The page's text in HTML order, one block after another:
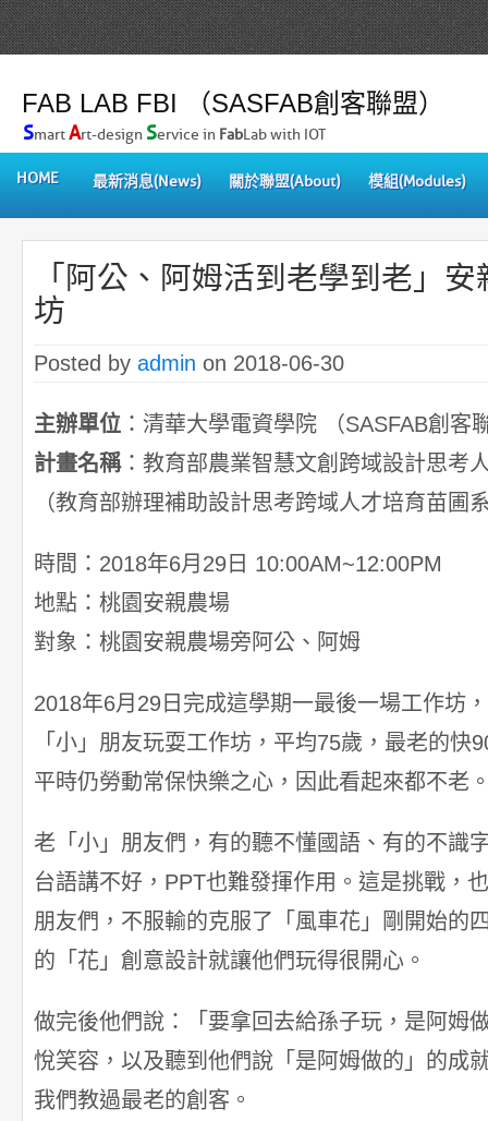
FAB LAB FBI （SASFAB創客聯盟）
SmartArt-design Service in FabLab with IOT
HOME 最新消息(News) 關於聯盟(About) 模組(Modules)
「阿公、阿姆活到老學到老」
坊
Posted by admin on 2018-06-30
主辦單位 ：清華大學電資學院 （SASFAB創客
計畫名稱：教育部農業智慧文創跨域設計思考
（教育部辦理補助設計思考跨域人才培育苗圃
時間：2018年6月29日 10:00AM~12:00PM
地點：桃園安親農場
對象：桃園安親農場旁阿公、阿姆
2018年6月29日完成這學期一最後一場工作坊
「小」朋友玩耍工作坊，平均75歲，最老的快
平時仍勞動常保快樂之心，因此看起來都不老
老「小」朋友們，有的聽不懂國語、有的不識
台語講不好，PPT也難發揮作用。這是挑戰，
朋友們，不服輸的克服了「風車花」剛開始的
的「花」創意設計就讓他們玩得很開心。
做完後他們說：「要拿回去給孫子玩，是阿姆
悅笑容，以及聽到他們說「是阿姆做的」的成
我們教過最老的創客。